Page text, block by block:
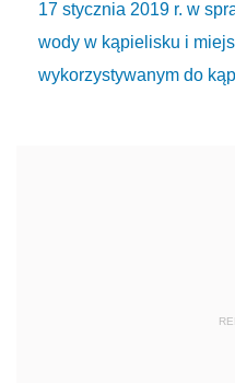
17 stycznia 2019 r. w
wody w kąpielisku i
wykorzystywanym do